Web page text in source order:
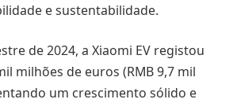
e sustentabilidade.
de 2024, a Xiaomi EV registou
milhões de euros (RMB 9,7 mil
um crescimento sólido e